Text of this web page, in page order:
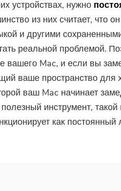
устройствах, нужно
из них считает, что он
и другими
реальной проблемой.
вашего Mac, и если вы
ваше пространство для
ваш Mac начинает
инструмент, такой
как постоянный